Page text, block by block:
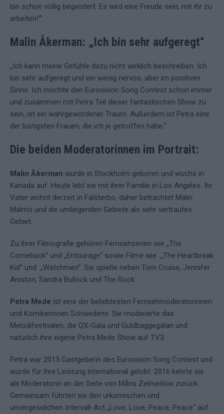
bin schon völlig begeistert. Es wird eine Freude sein, mit ihr zu
arbeiten!‘“
Malin Åkerman: „Ich bin sehr aufgeregt“
„Ich kann meine Gefühle dazu nicht wirklich beschreiben. Ich
bin sehr aufgeregt und ein wenig nervös, aber im positiven
Sinne. Ich mochte den Eurovision Song Contest schon immer
und zusammen mit Petra Teil dieser fantastischen Show zu
sein, ist ein wahrgewordener Traum. Außerdem ist Petra eine
der lustigsten Frauen, die ich je getroffen habe.“
Die beiden Moderatorinnen im Portrait:
Malin Åkerman wurde in Stockholm geboren und wuchs in
Kanada auf. Heute lebt sie mit ihrer Familie in Los Angeles. Ihr
Vater wohnt derzeit in Falsterbo, daher betrachtet Malin
Malmö und die umliegenden Gebiete als sehr vertrautes
Gebiet.
Zu ihrer Filmografie gehören Fernsehserien wie „The
Comeback“ und „Entourage“ sowie Filme wie „The Heartbreak
Kid“ und „Watchmen“. Sie spielte neben Tom Cruise, Jennifer
Aniston, Sandra Bullock und The Rock.
Petra Mede ist eine der beliebtesten Fernsehmoderatorinnen
und Komikerinnen Schwedens. Sie moderierte das
Melodifestivalen, die QX-Gala und Guldbaggegalan und
natürlich ihre eigene Petra Mede Show auf TV3.
Petra war 2013 Gastgeberin des Eurovision Song Contest und
wurde für ihre Leistung international gelobt. 2016 kehrte sie
als Moderatorin an der Seite von Måns Zelmerlöw zurück.
Gemeinsam führten sie den urkomischen und
unvergesslichen Intervall-Act „Love, Love, Peace, Peace“ auf.